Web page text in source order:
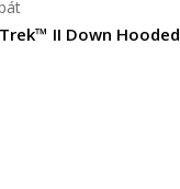
II Down Hooded